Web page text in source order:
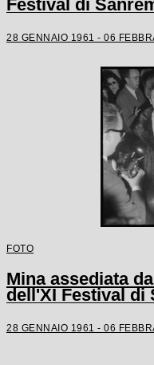
Festival di
28 GENNAIO 1961 - 06
FOTO
Mina assediata
dell'XI Festival di
28 GENNAIO 1961 - 06